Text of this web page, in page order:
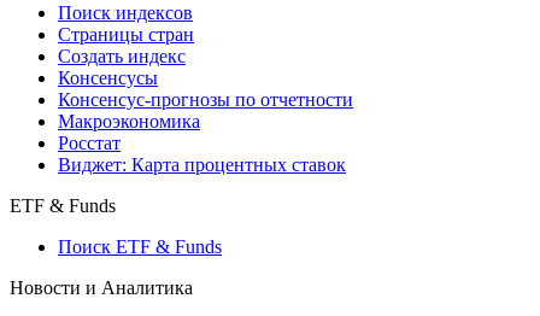
Поиск индексов
Страницы стран
Создать индекс
Консенсусы
Консенсус-прогнозы по отчетности
Макроэкономика
Росстат
Виджет: Карта процентных ставок
ETF & Funds
Поиск ETF & Funds
Новости и Аналитика